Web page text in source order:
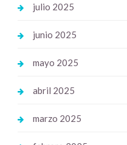
julio 2025
junio 2025
mayo 2025
abril 2025
marzo 2025